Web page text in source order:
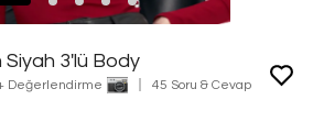
Siyah 3'lü Body
Değerlendirme 45 Soru & Cevap